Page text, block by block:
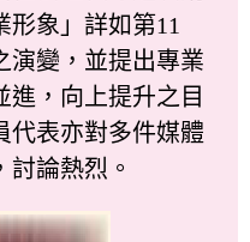
形象」詳如第11
演變，並提出專業
進，向上提升之目
代表亦對多件媒體
論熱烈。